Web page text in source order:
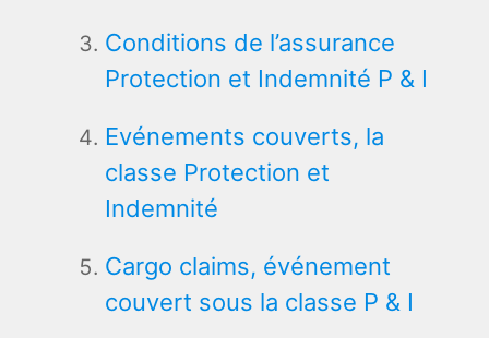
Conditions de l’assurance
Protection et Indemnité P & I
Evénements couverts, la
classe Protection et
Indemnité
Cargo claims, événement
couvert sous la classe P & I